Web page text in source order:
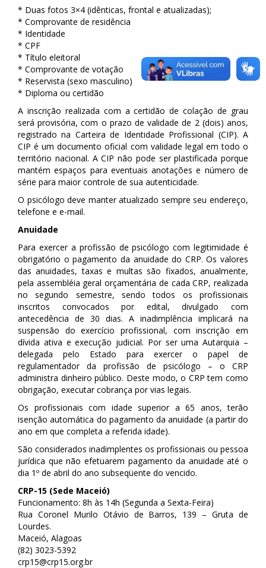
* Duas fotos 3×4 (idênticas, frontal e atualizadas);
* Comprovante de residência
* Identidade
* CPF
* Título eleitoral
* Comprovante de votação
* Reservista (sexo masculino)
* Diploma ou certidão
A inscrição realizada com a certidão de colação de grau
será provisória, com o prazo de validade de 2 (dois) anos,
registrado na Carteira de Identidade Profissional (CIP). A
CIP é um documento oficial com validade legal em todo o
território nacional. A CIP não pode ser plastificada porque
mantém espaços para eventuais anotações e número de
série para maior controle de sua autenticidade.
O psicólogo deve manter atualizado sempre seu endereço,
telefone e e-mail.
Anuidade
Para exercer a profissão de psicólogo com legitimidade é
obrigatório o pagamento da anuidade do CRP. Os valores
das anuidades, taxas e multas são fixados, anualmente,
pela assembléia geral orçamentária de cada CRP, realizada
no segundo semestre, sendo todos os profissionais
inscritos convocados por edital, divulgado com
antecedência de 30 dias. A inadimplência implicará na
suspensão do exercício profissional, com inscrição em
dívida ativa e execução judicial. Por ser uma Autarquia –
delegada pelo Estado para exercer o papel de
regulamentador da profissão de psicólogo – o CRP
administra dinheiro público. Deste modo, o CRP tem como
obrigação, executar cobrança por vias legais.
Os profissionais com idade superior a 65 anos, terão
isenção automática do pagamento da anuidade (a partir do
ano em que completa a referida idade).
São considerados inadimplentes os profissionais ou pessoa
jurídica que não efetuarem pagamento da anuidade até o
dia 1º de abril do ano subseqüente do vencido.
CRP-15 (Sede Maceió)
Funcionamento: 8h às 14h (Segunda a Sexta-Feira)
Rua Coronel Murilo Otávio de Barros, 139 – Gruta de
Lourdes.
Maceió, Alagoas
(82) 3023-5392
crp15@crp15.org.br